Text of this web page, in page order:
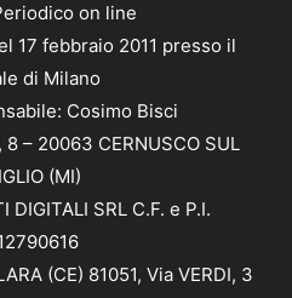
on line
17 febbraio 2011 presso il
di Milano
Cosimo Bisci
– 20063 CERNUSCO SUL
(MI)
DIGITALI SRL C.F. e P.I.
(CE) 81051, Via VERDI, 3